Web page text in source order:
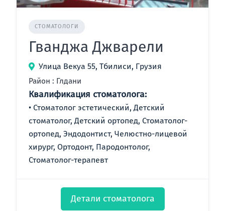
СТОМАТОЛОГИ
Гванджа Джварели
Улица Векуа 55, Тбилиси, Грузия
Район : Глдани
Квалификация стоматолога:
Стоматолог эстетический, Детский
стоматолог, Детский ортопед, Стоматолог-
ортопед, Эндодонтист, Челюстно-лицевой
хирург, Ортодонт, Пародонтолог,
Стоматолог-терапевт
Детали стоматолога